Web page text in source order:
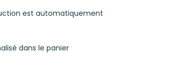
est automatiquement
dans le panier